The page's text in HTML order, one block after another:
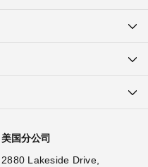
美国分公司
2880 Lakeside Drive,